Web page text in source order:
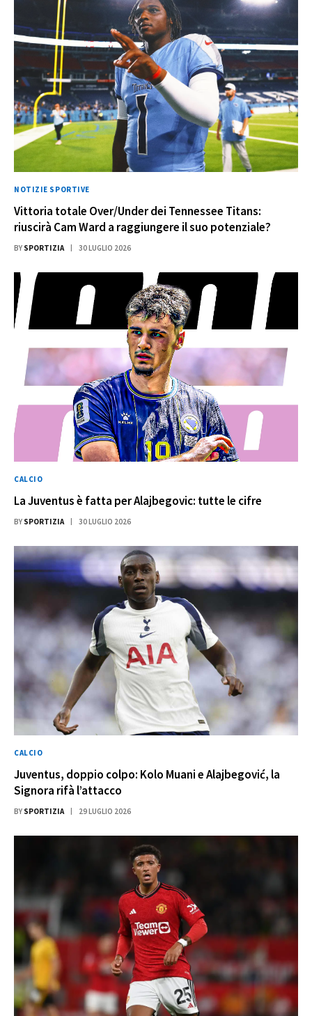
NOTIZIE SPORTIVE
Vittoria totale Over/Under dei Tennessee Titans:
riuscirà Cam Ward a raggiungere il suo potenziale?
BY SPORTIZIA 30 LUGLIO 2026
CALCIO
La Juventus è fatta per Alajbegovic: tutte le cifre
BY SPORTIZIA 30 LUGLIO 2026
CALCIO
Juventus, doppio colpo: Kolo Muani e Alajbegović, la
Signora rifà l’attacco
BY SPORTIZIA 29 LUGLIO 2026